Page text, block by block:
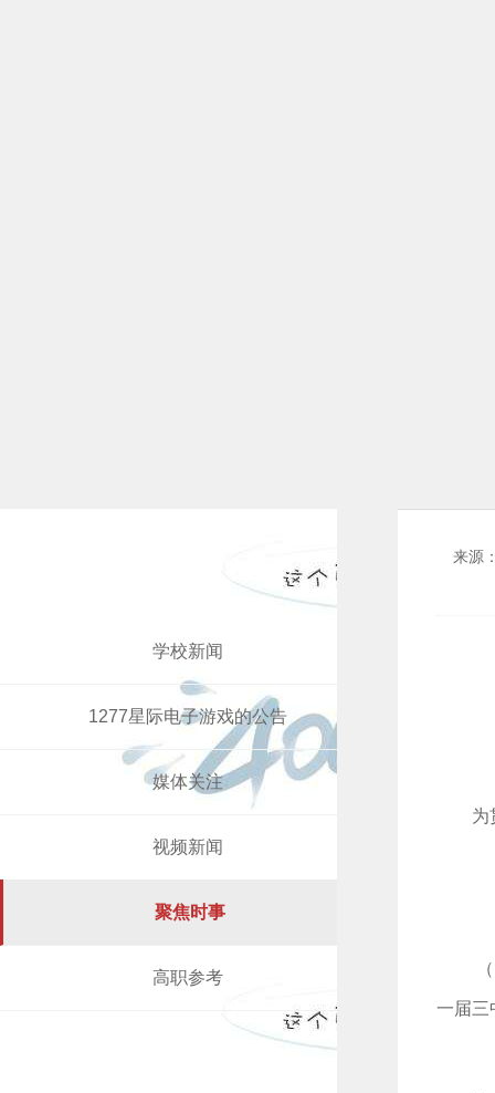
学校新闻
1277星际电子游戏的公告
媒体关注
视频新闻
聚焦时事
高职参考
来源
为
一届三